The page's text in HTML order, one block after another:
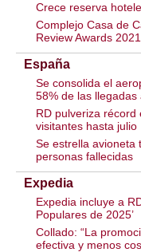
Crece reserva
Complejo Casa de
Review Awards 2021
España
Se consolida el
58% de las llegadas
RD pulveriza
visitantes hasta julio
Se estrella avioneta
personas fallecidas
Expedia
Expedia incluye a
Populares de 2025’
Collado: “La
efectiva y menos